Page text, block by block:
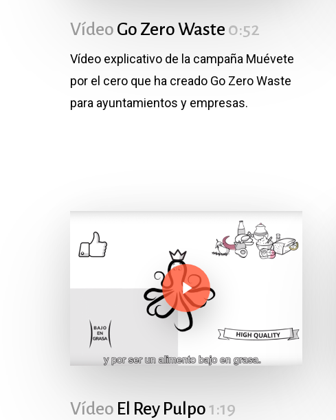
Vídeo Go Zero Waste 0:52
Vídeo explicativo de la campaña Muévete
por el cero que ha creado Go Zero Waste
para ayuntamientos y empresas.
Play Video
Play Video
Vídeo El Rey Pulpo1:19